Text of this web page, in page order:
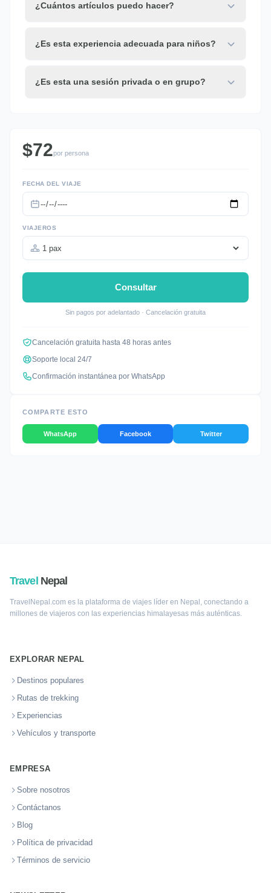
¿Cuántos artículos puedo hacer?
¿Es esta experiencia adecuada para niños?
¿Es esta una sesión privada o en grupo?
$72por persona
FECHA DEL VIAJE
VIAJEROS
Consultar
Sin pagos por adelantado · Cancelación gratuita
Cancelación gratuita hasta 48 horas antes
Soporte local 24/7
Confirmación instantánea por WhatsApp
COMPARTE ESTO
WhatsApp Facebook Twitter
Travel Nepal
TravelNepal.com es la plataforma de viajes líder en Nepal, conectando a
millones de viajeros con las experiencias himalayesas más auténticas.
EXPLORAR NEPAL
Destinos populares
Rutas de trekking
Experiencias
Vehículos y transporte
EMPRESA
Sobre nosotros
Contáctanos
Blog
Política de privacidad
Términos de servicio